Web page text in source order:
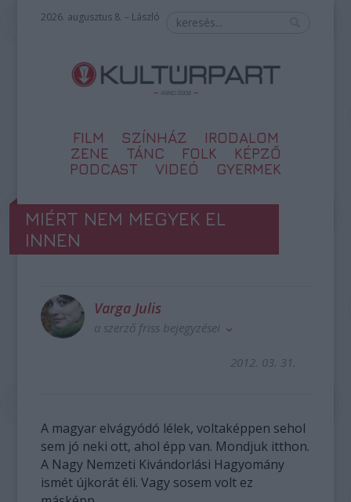
2026. augusztus 8. – László
FILM SZÍNHÁZ
IRODALOM
ZENE
TÁNC FOLK
KÉPZŐ
PODCAST
VIDEÓ GYERMEK
MIÉRT NEM MEGYEK EL
INNEN
Varga Julis
a szerző friss bejegyzései
2012. 03. 31.
A magyar elvágyódó lélek, voltaképpen sehol
sem jó neki ott, ahol épp van. Mondjuk itthon.
A Nagy Nemzeti Kivándorlási Hagyomány
ismét újkorát éli. Vagy sosem volt ez